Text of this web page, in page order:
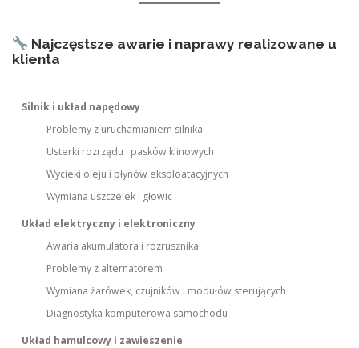
Najczęstsze awarie i naprawy realizowane u
klienta
Silnik i układ napędowy
Problemy z uruchamianiem silnika
Usterki rozrządu i pasków klinowych
Wycieki oleju i płynów eksploatacyjnych
Wymiana uszczelek i głowic
Układ elektryczny i elektroniczny
Awaria akumulatora i rozrusznika
Problemy z alternatorem
Wymiana żarówek, czujników i modułów sterujących
Diagnostyka komputerowa samochodu
Układ hamulcowy i zawieszenie